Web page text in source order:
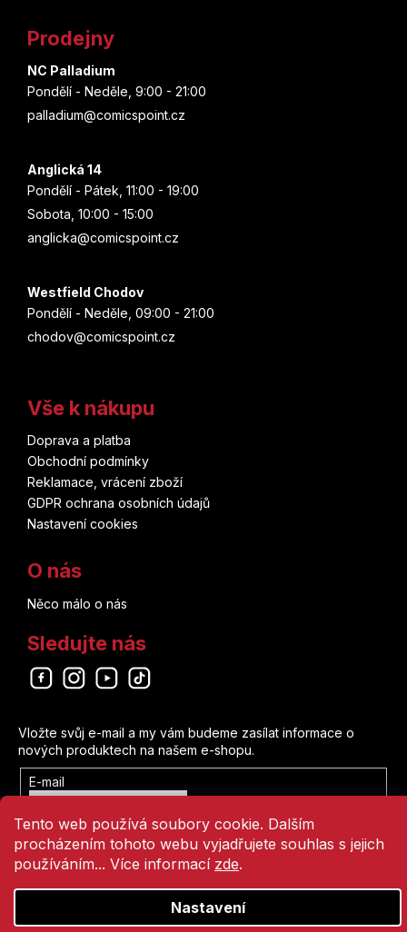
Tento web používá soubory cookie. Dalším
procházením tohoto webu vyjadřujete souhlas s jejich
používáním... Více informací zde.
Nastavení
Prodejny
NC Palladium
Pondělí - Neděle, 9:00 - 21:00
palladium@comicspoint.cz
Anglická 14
Pondělí - Pátek, 11:00 - 19:00
Sobota, 10:00 - 15:00
anglicka@comicspoint.cz
Westfield Chodov
Pondělí - Neděle, 09:00 - 21:00
chodov@comicspoint.cz
Vše k nákupu
Doprava a platba
Obchodní podmínky
Reklamace, vrácení zboží
GDPR ochrana osobních údajů
Nastavení cookies
O nás
Něco málo o nás
Sledujte nás
Odebírat newsletter
Vložte svůj e-mail a my vám budeme zasílat informace o
nových produktech na našem e-shopu.
E-mail
Vložením e-mailu souhlasíte s
podmínkami ochrany osobních údajů